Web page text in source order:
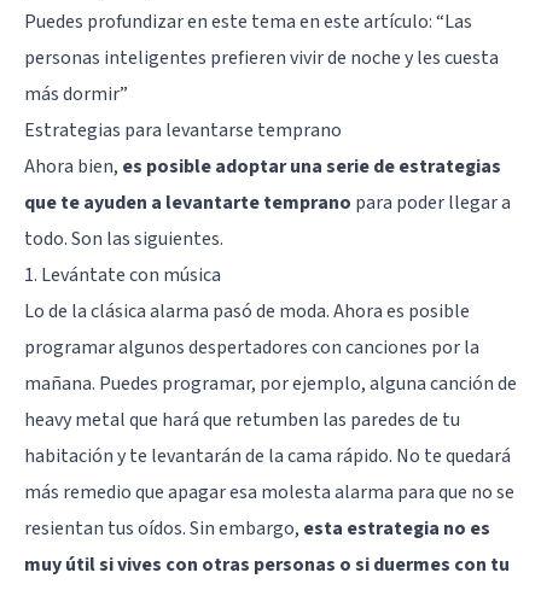
Puedes profundizar en este tema en este artículo: “Las
personas inteligentes prefieren vivir de noche y les cuesta
más dormir”
Estrategias para levantarse temprano
Ahora bien, es posible adoptar una serie de estrategias
que te ayuden a levantarte temprano para poder llegar a
todo. Son las siguientes.
1. Levántate con música
Lo de la clásica alarma pasó de moda. Ahora es posible
programar algunos despertadores con canciones por la
mañana. Puedes programar, por ejemplo, alguna canción de
heavy metal que hará que retumben las paredes de tu
habitación y te levantarán de la cama rápido. No te quedará
más remedio que apagar esa molesta alarma para que no se
resientan tus oídos. Sin embargo, esta estrategia no es
muy útil si vives con otras personas o si duermes con tu